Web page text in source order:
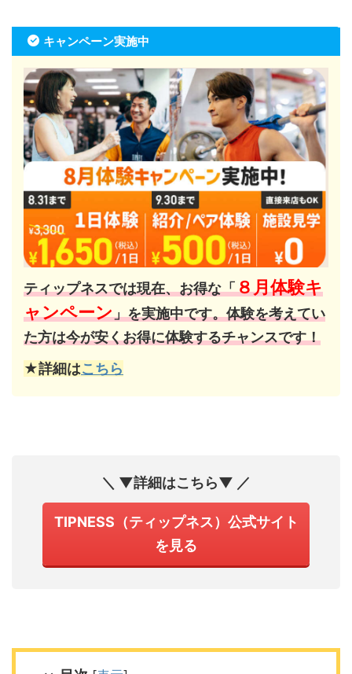
キャンペーン実施中
ティップネスでは現在、お得な「８月体験キ
ャンペーン」を実施中です。体験を考えてい
た方は今が安くお得に体験するチャンスです！
★詳細はこちら
＼ ▼詳細はこちら▼ ／
TIPNESS（ティップネス）公式サイト
を見る